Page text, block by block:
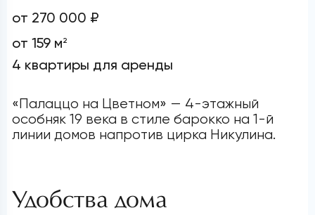
от 270 000 ₽
от 159 м 2
4 квартиры для аренды
«Палаццо на Цветном» — 4-этажный
особняк 19 века в стиле барокко на 1-й
линии домов напротив цирка Никулина.
Удобства дома